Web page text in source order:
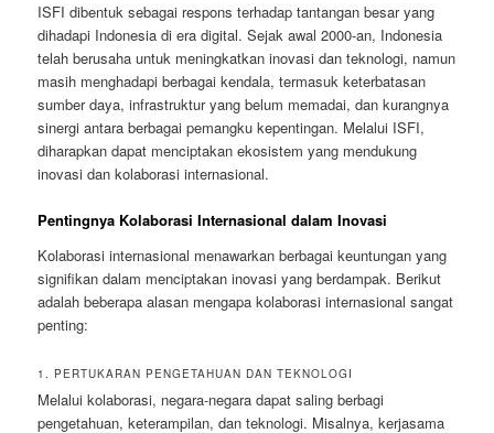
ISFI dibentuk sebagai respons terhadap tantangan besar yang
dihadapi Indonesia di era digital. Sejak awal 2000-an, Indonesia
telah berusaha untuk meningkatkan inovasi dan teknologi, namun
masih menghadapi berbagai kendala, termasuk keterbatasan
sumber daya, infrastruktur yang belum memadai, dan kurangnya
sinergi antara berbagai pemangku kepentingan. Melalui ISFI,
diharapkan dapat menciptakan ekosistem yang mendukung
inovasi dan kolaborasi internasional.
Pentingnya Kolaborasi Internasional dalam Inovasi
Kolaborasi internasional menawarkan berbagai keuntungan yang
signifikan dalam menciptakan inovasi yang berdampak. Berikut
adalah beberapa alasan mengapa kolaborasi internasional sangat
penting:
1. PERTUKARAN PENGETAHUAN DAN TEKNOLOGI
Melalui kolaborasi, negara-negara dapat saling berbagi
pengetahuan, keterampilan, dan teknologi. Misalnya, kerjasama